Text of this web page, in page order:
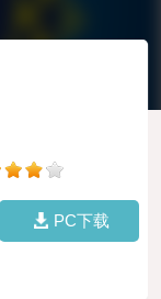
PC下载